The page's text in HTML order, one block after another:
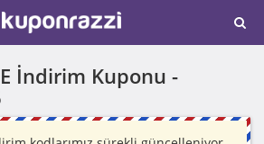
İndirim Kuponu -